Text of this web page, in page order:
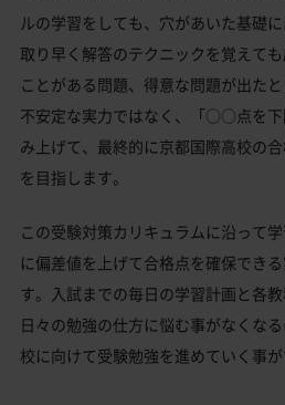
ルの学習をしても、穴があいた基礎
取り早く解答のテクニックを覚えて
ことがある問題、得意な問題が出た
不安定な実力ではなく、「○○点を下
み上げて、最終的に京都国際高校の
を目指します。
この受験対策カリキュラムに沿って
に偏差値を上げて合格点を確保でき
す。入試までの毎日の学習計画と各教
日々の勉強の仕方に悩む事がなくな
校に向けて受験勉強を進めていく事が